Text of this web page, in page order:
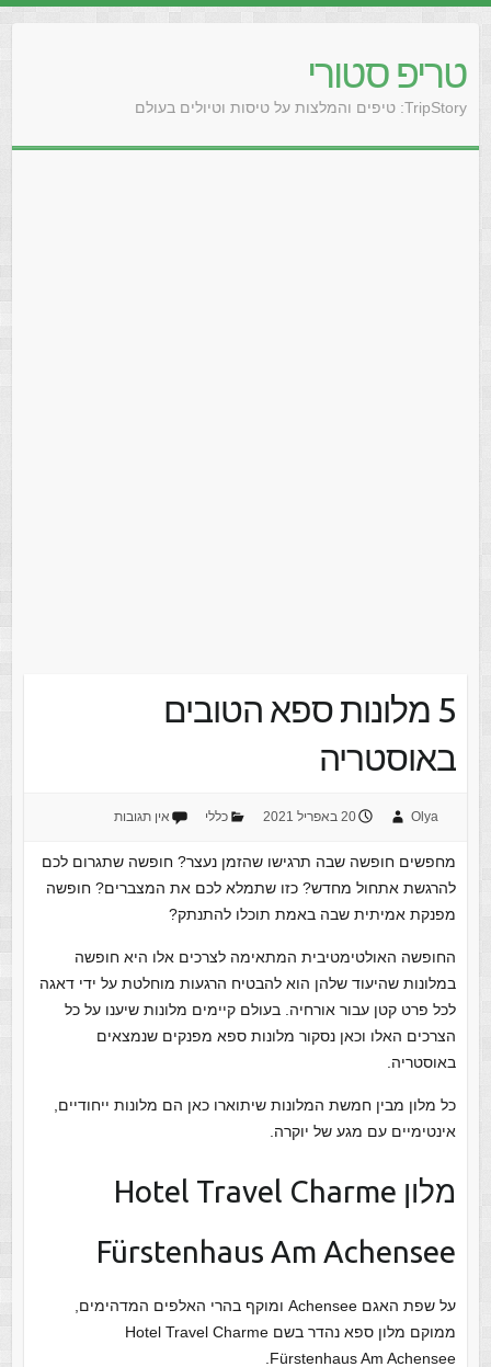
טריפ סטורי
TripStory: טיפים והמלצות על טיסות וטיולים בעולם
5 מלונות ספא הטובים
באוסטריה
Olya 20 באפריל 2021 כללי אין תגובות
מחפשים חופשה שבה תרגישו שהזמן נעצר? חופשה שתגרום לכם
להרגשת אתחול מחדש? כזו שתמלא לכם את המצברים? חופשה
מפנקת אמיתית שבה באמת תוכלו להתנתק?
החופשה האולטימטיבית המתאימה לצרכים אלו היא חופשה
במלונות שהיעוד שלהן הוא להבטיח הרגעות מוחלטת על ידי דאגה
לכל פרט קטן עבור אורחיה. בעולם קיימים מלונות שיענו על כל
הצרכים האלו וכאן נסקור מלונות ספא מפנקים שנמצאים
באוסטריה.
כל מלון מבין חמשת המלונות שיתוארו כאן הם מלונות ייחודיים,
אינטימיים עם מגע של יוקרה.
מלון Hotel Travel Charme
Fürstenhaus Am Achensee
על שפת האגם Achensee ומוקף בהרי האלפים המדהימים,
ממוקם מלון ספא נהדר בשם Hotel Travel Charme
Fürstenhaus Am Achensee.